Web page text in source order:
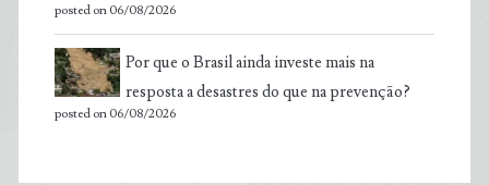
posted on 06/08/2026
Por que o Brasil ainda investe mais na
resposta a desastres do que na prevenção?
posted on 06/08/2026